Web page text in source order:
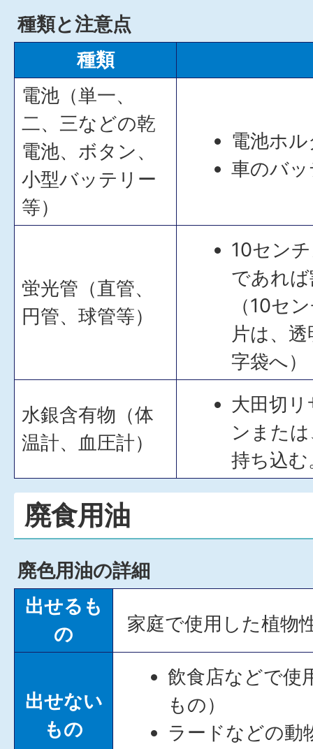
種類と注意点
種類
電池（単一、
二、三などの乾
電池、ボタン、
小型バッテリー
等）
電池ホ
車のバ
蛍光管（直管、
円管、球管等）
10セン
であれ
（10セ
片は、
字袋へ）
水銀含有物（体
温計、血圧計）
大田切
ンまた
持ち込む
廃食用油
廃色用油の詳細
出せるも
の
家庭で使用した植物
出せない
もの
飲食店などで使
もの）
ラードなどの動